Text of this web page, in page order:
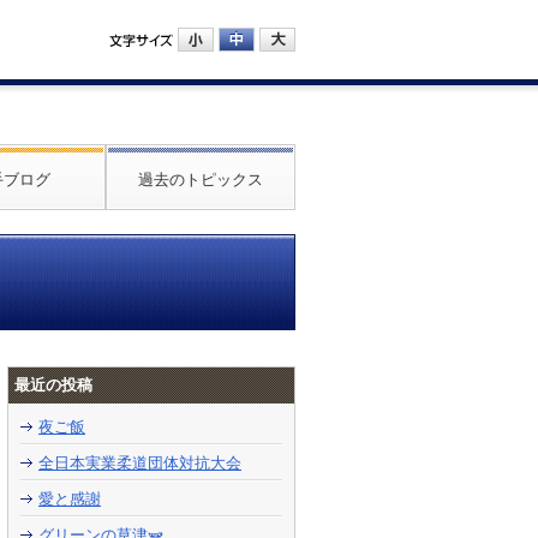
ブログ 過去のトピックス
最近の投稿
夜ご飯
全日本実業柔道団体対抗大会
愛と感謝